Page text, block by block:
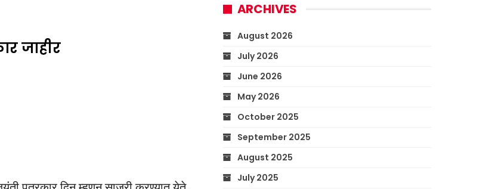
जाहीर
ARCHIVES
August 2026
July 2026
June 2026
May 2026
October 2025
September 2025
August 2025
July 2025